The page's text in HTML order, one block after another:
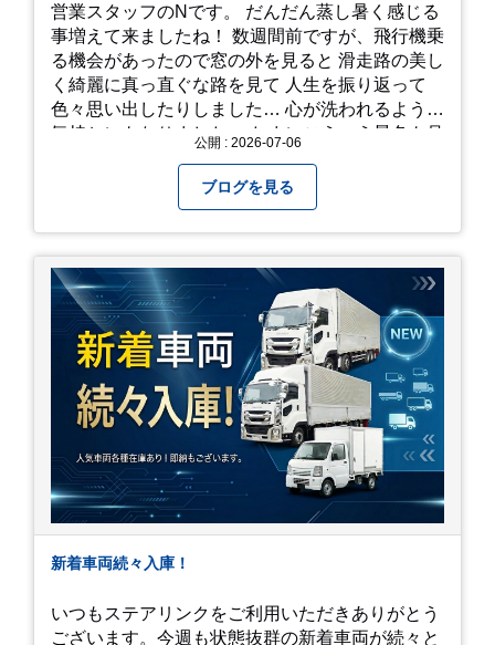
営業スタッフのNです。 だんだん蒸し暑く感じる
事増えて来ましたね！ 数週間前ですが、飛行機乗
る機会があったので窓の外を見ると 滑走路の美し
く綺麗に真っ直ぐな路を見て 人生を振り返って
色々思い出したりしました… 心が洗われるような
気持ちにもなりました。 たまにこういう景色も見
番になりますが皆様方くれぐれもご自愛ください
公開 : 2026-07-06
ブログを見る
新着車両続々入庫！
いつもステアリンクをご利用いただきありがとう
ございます。今週も状態抜群の新着車両が続々と